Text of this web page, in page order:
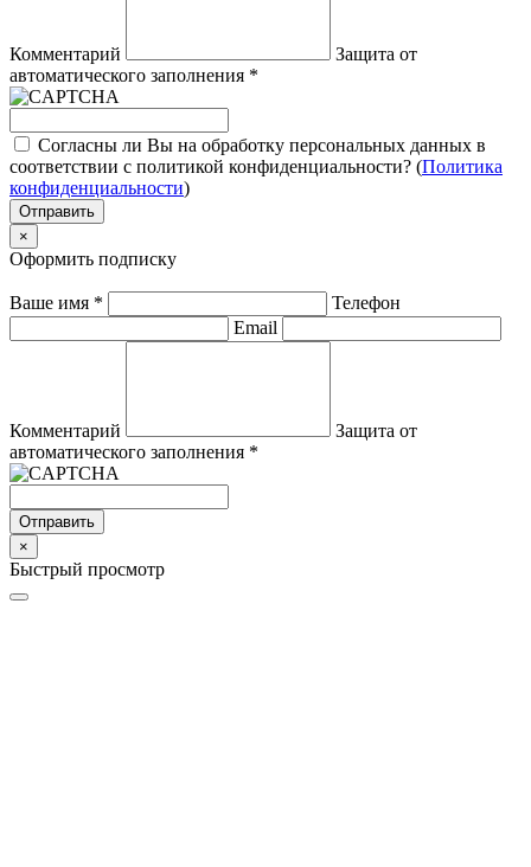
Комментарий
Защита от
автоматического заполнения *
Согласны ли Вы на обработку персональных данных в
соответствии с политикой конфиденциальности? (Политика
конфиденциальности)
Отправить
×
Оформить подписку
Ваше имя *
Телефон
Email
Комментарий
Защита от
автоматического заполнения *
Отправить
×
Быстрый просмотр